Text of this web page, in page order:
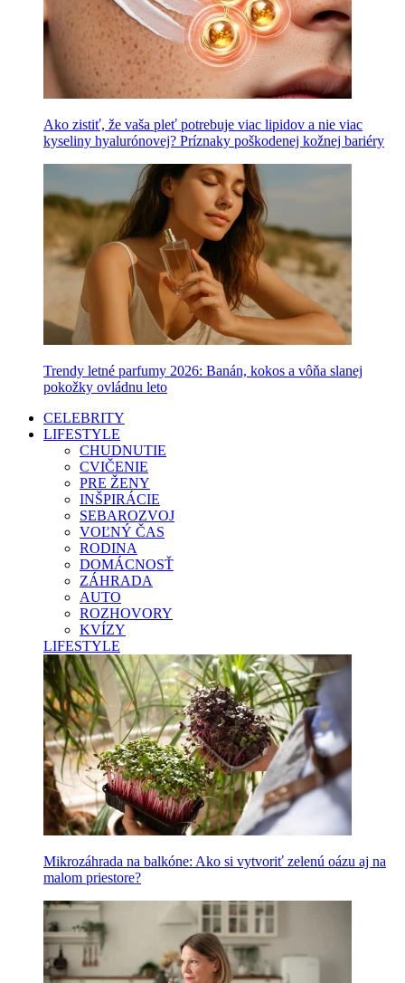
Ako zistiť, že vaša pleť potrebuje viac lipidov a nie viac
kyseliny hyalurónovej? Príznaky poškodenej kožnej bariéry
Trendy letné parfumy 2026: Banán, kokos a vôňa slanej
pokožky ovládnu leto
CELEBRITY
LIFESTYLE
CHUDNUTIE
CVIČENIE
PRE ŽENY
INŠPIRÁCIE
SEBAROZVOJ
VOĽNÝ ČAS
RODINA
DOMÁCNOSŤ
ZÁHRADA
AUTO
ROZHOVORY
KVÍZY
LIFESTYLE
Mikrozáhrada na balkóne: Ako si vytvoriť zelenú oázu aj na
malom priestore?